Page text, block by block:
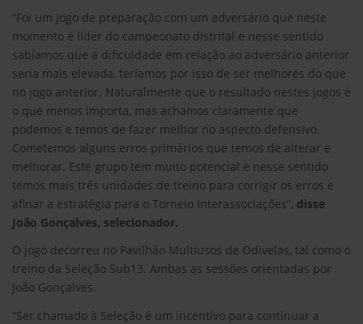
“Foi um jogo de preparação com um adversário que neste
momento é líder do campeonato distrital e nesse sentido
sabíamos que a dificuldade em relação ao adversário anterior
seria mais elevada, teríamos por isso de ser melhores do que
no jogo anterior. Naturalmente que o resultado nestes jogos é
o que menos importa, mas achamos claramente que
podemos e temos de fazer melhor no aspecto defensivo.
Cometemos alguns erros primários que temos de alterar e
melhorar. Este grupo tem muito potencial e nesse sentido
temos mais três unidades de treino para corrigir os erros e
afinar a estratégia para o Torneio Interassociações”, disse
João Gonçalves, selecionador.
O jogo decorreu no Pavilhão Multiusos de Odivelas, tal como o
treino da Seleção Sub13. Ambas as sessões orientadas por
João Gonçalves.
“Ser chamado à Seleção é um incentivo para continuar a